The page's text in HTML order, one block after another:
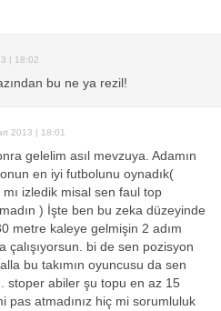
| 18:02
bu ne ya rezil!
2013 | 18:01
gelelim asıl mevzuya. Adamın
en iyi futbolunu oynadık(
mı izledik misal sen faul top
) İşte ben bu zeka düzeyinde
metre kaleye gelmişin 2 adım
bi de sen pozisyon
bu takımın oyuncusu da sen
stoper abiler şu topu en az 15
pas atmadınız hiç mi sorumluluk